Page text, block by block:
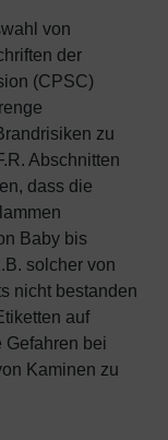
von
der
(CPSC)
zu
Abschnitten
dass die
Baby bis
solcher von
nicht bestanden
auf
Gefahren bei
Kaminen zu